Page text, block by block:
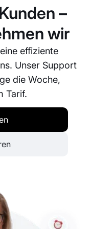
nachverfolgen–
wir
effiziente
Unser Support
die Woche,
Tarif.